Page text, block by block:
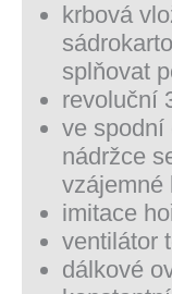
krbová
splňovat
revoluční
ve spodní
nádržce
vzájemné
imitace
ventilátor
dálkové